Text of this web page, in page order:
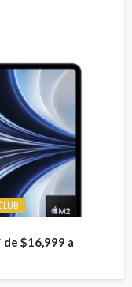
de $16,999 a